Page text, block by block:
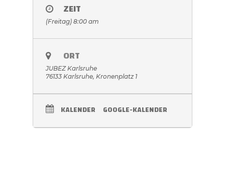
ZEIT
(Freitag) 8:00 am
ORT
JUBEZ Karlsruhe
76133 Karlsruhe, Kronenplatz 1
KALENDER GOOGLE-KALENDER